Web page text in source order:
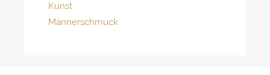
Kunst
Männerschmuck